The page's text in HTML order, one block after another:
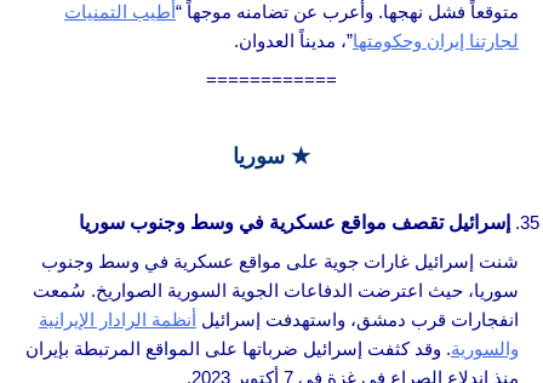
متوقعاً فشل نهجها. وأعرب عن تضامنه موجهاً “أطيب التمنيات
لجارتنا إيران وحكومتها”، مديناً العدوان.
============
★ سوريا
إسرائيل تقصف مواقع عسكرية في وسط وجنوب سوريا
شنت إسرائيل غارات جوية على مواقع عسكرية في وسط وجنوب
سوريا، حيث اعترضت الدفاعات الجوية السورية الصواريخ. سُمعت
انفجارات قرب دمشق، واستهدفت إسرائيل أنظمة الرادار الإيرانية
والسورية. وقد كثفت إسرائيل ضرباتها على المواقع المرتبطة بإيران
منذ اندلاع الصراع في غزة في 7 أكتوبر 2023.